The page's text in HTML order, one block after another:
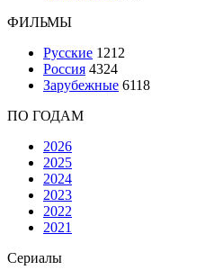
ФИЛЬМЫ
Русские 1212
Россия 4324
Зарубежные 6118
ПО ГОДАМ
2026
2025
2024
2023
2022
2021
Сериалы